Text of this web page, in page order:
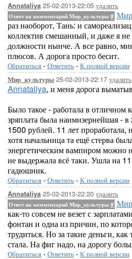
Annataliya 25-02-2013-22:05 удалить
Ответ на комментарий Мир_культуры #
раз наоборот, Тань: и
коллектив смешанный, и даже я не
должности нынче. А все равно,
плюсов. А дорога просто бесит.
Обратиться - Ответить - К полной версии
Мир_культуры 25-02-2013-22:17 удалить
Annataliya, и меня дорога
Было такое - работала в отличном
зряплата была наимизернейшая -
1500 рублей. 11 лет проработала,
хотя начальница та ещё стерва
энергетическим вампиром можно
не выдержала всё таки. Ушла на
гадюшник.
Обратиться - Ответить - К полной версии
Annataliya 25-02-2013-22:20 удалить
Ответ на комментарий Мир_культуры #
как-то совсем не везет с
фонтан и одна из причин, по
трудиться. Но за такие деньги,
стала. На фиг надо, на дорогу
Обратиться - Ответить - К полной версии